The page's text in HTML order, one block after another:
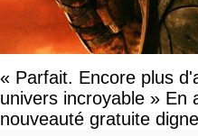
« Parfait. Encore plus
univers incroyable » En
nouveauté gratuite